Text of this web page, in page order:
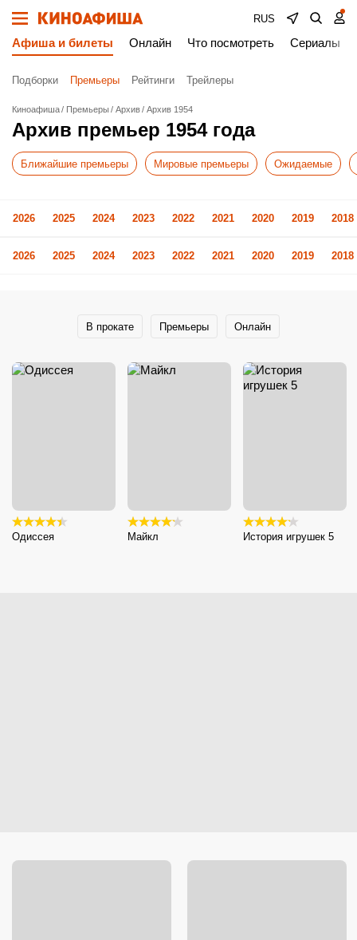
RUS
Афиша и билеты Онлайн Что посмотреть Сериалы
Подборки Премьеры Рейтинги Трейлеры
Киноафиша Премьеры Архив Архив 1954
Архив премьер 1954 года
Ближайшие премьеры Мировые премьеры Ожидаемые
2026 2025 2024 2023 2022 2021 2020 2019 2018
2026 2025 2024 2023 2022 2021 2020 2019 2018
В прокате Премьеры Онлайн
Одиссея Майкл История игрушек 5